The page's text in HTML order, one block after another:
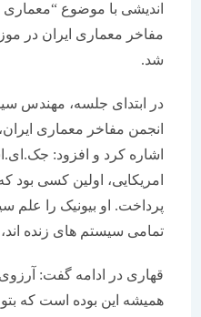
اندیشی با موضوع “معماری
مفاخر معماری ایران در موزه
در ابتدای جلسه، مهندس سید
انجمن مفاخر معماری ایران، به
اشاره کرد و افزود:
امریکایی، اولین کسی بود که به
پرداخت. او بیونیک را علم سیستم
تمامی سیستم های زنده اند، می
قهاری در ادامه گفت: آرزوی
همیشه این بوده است که بتوانند